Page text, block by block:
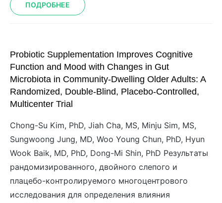
ПОДРОБНЕЕ
Probiotic Supplementation Improves Cognitive
Function and Mood with Changes in Gut
Microbiota in Community-Dwelling Older Adults: A
Randomized, Double-Blind, Placebo-Controlled,
Multicenter Trial
Chong-Su Kim, PhD, Jiah Cha, MS, Minju Sim, MS,
Sungwoong Jung, MD, Woo Young Chun, PhD, Hyun
Wook Baik, MD, PhD, Dong-Mi Shin, PhD Результаты
рандомизированного, двойного слепого и
плацебо-контролируемого многоцентрового
исследования для определения влияния